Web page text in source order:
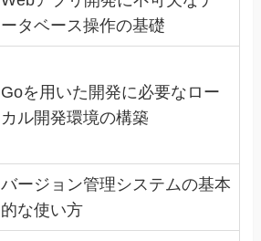
ータベース操作の基礎
Goを用いた開発に必要なロー
カル開発環境の構築
バージョン管理システムの基本
的な使い方